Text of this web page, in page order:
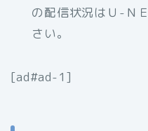
の配信状況はＵ-Ｎ
さい。
[ad#ad-1]